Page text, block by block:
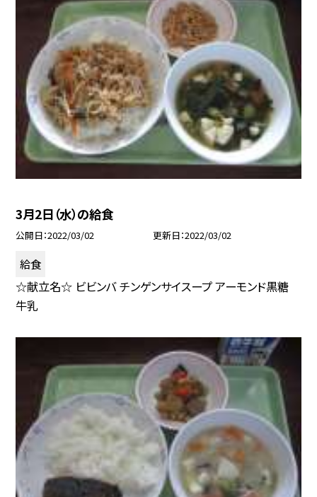
3月2日（水）の給食
公開日 2022/03/02 更新日 2022/03/02
給食
☆献立名☆ ビビンバ チンゲンサイスープ アーモンド黒糖
牛乳